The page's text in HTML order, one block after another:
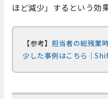
ほど減少」するという効
【参考】 担当者の総残業
少した事例はこちら｜